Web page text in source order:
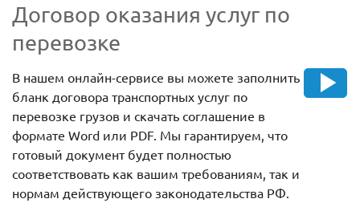
Договор оказания услуг по
перевозке
В нашем онлайн-сервисе вы можете заполнить
бланк договора транспортных услуг по
перевозке грузов и скачать соглашение в
формате Word или PDF. Мы гарантируем, что
готовый документ будет полностью
соответствовать как вашим требованиям, так и
нормам действующего законодательства РФ.